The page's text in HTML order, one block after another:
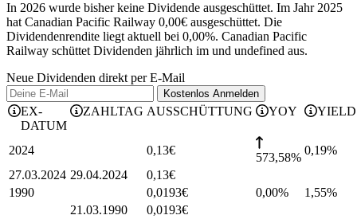
In 2026 wurde bisher keine Dividende ausgeschüttet. Im Jahr 2025
hat Canadian Pacific Railway 0,00€ ausgeschüttet. Die
Dividendenrendite liegt aktuell bei 0,00%. Canadian Pacific
Railway schüttet Dividenden jährlich im und undefined aus.
Neue Dividenden direkt per E-Mail
Kostenlos Anmelden
EX-
DATUM
ZAHLTAG AUSSCHÜTTUNG YOY YIELD
2024 0,13€
573,58%
0,19%
27.03.2024 29.04.2024 0,13€
1990
0,0193€ 0,00% 1,55%
21.03.1990
0,0193€